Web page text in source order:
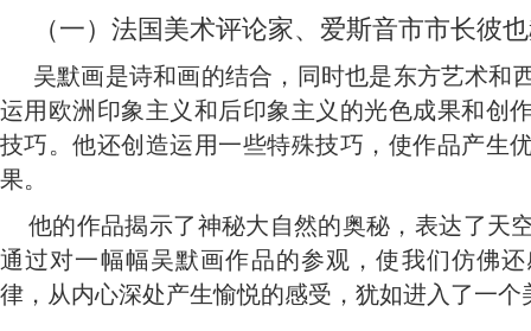
（一）法国美术评论家、爱斯音市市长彼
吴默画是诗和画的结合，同时也是东方艺术和
运用欧洲印象主义和后印象主义的光色成果和创
技巧。他还创造运用一些特殊技巧，使作品产生
果。
他的作品揭示了神秘大自然的奥秘，表达了天
通过对一幅幅吴默画作品的参观，使我们仿佛
律，从内心深处产生愉悦的感受，犹如进入了一个